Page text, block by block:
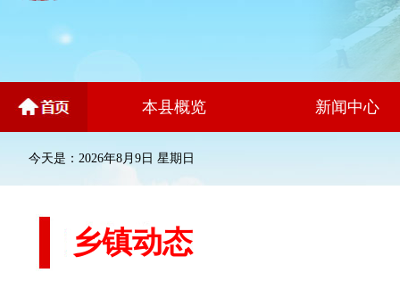
本县概览 新闻中心
今天是：2026年8月9日 星期日
乡镇动态